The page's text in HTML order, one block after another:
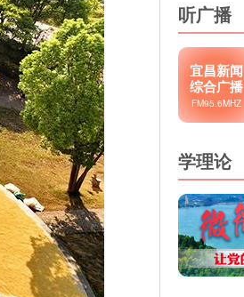
听广播
宜昌新闻
综合广播
FM95.6MHZ
学理论